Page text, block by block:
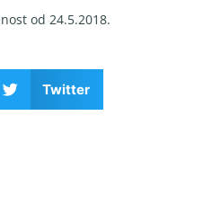
od 24.5.2018.
Twitter